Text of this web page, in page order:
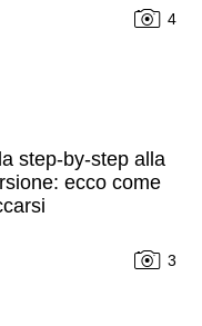
4
step-by-step alla
ecco come
3